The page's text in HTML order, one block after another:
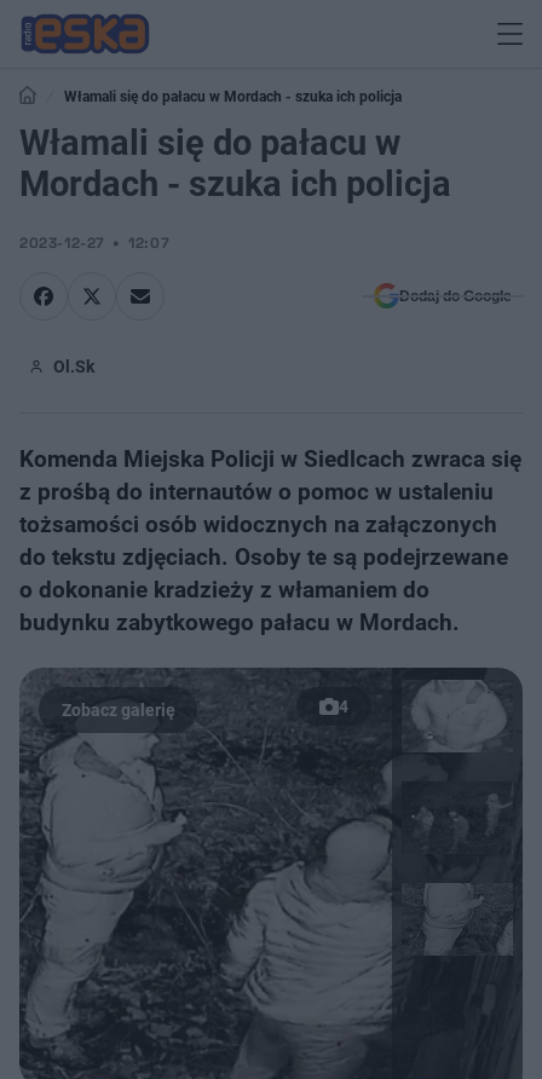
Włamali się do pałacu w Mordach - szuka ich policja
Włamali się do pałacu w
Mordach - szuka ich policja
2023-12-27 12:07
Dodaj do Google
Ol.Sk
Komenda Miejska Policji w Siedlcach zwraca się
z prośbą do internautów o pomoc w ustaleniu
tożsamości osób widocznych na załączonych
do tekstu zdjęciach. Osoby te są podejrzewane
o dokonanie kradzieży z włamaniem do
budynku zabytkowego pałacu w Mordach.
4